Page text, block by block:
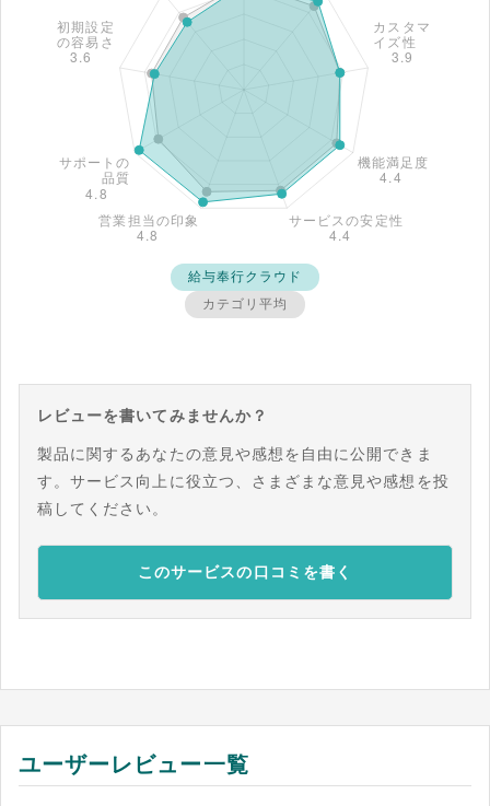
給与奉行クラウド
カテゴリ平均
レビューを書いてみませんか？
製品に関するあなたの意見や感想を自由に公開できま
す。サービス向上に役立つ、さまざまな意見や感想を投
稿してください。
このサービスの口コミを書く
ユーザーレビュー一覧